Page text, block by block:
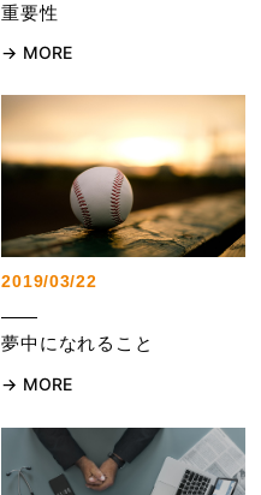
重要性
MORE
2019/03/22
夢中になれること
MORE